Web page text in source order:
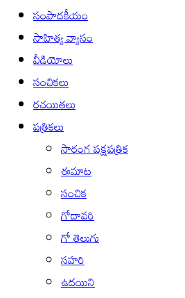
సంపాదకీయం
సాహిత్య వ్యాసం
వీడియోలు
సంచికలు
రచయితలు
పత్రికలు
సారంగ పక్షపత్రిక
ఈమాట
సంచిక
గోదావరి
గో తెలుగు
సహరి
ఉదయిని